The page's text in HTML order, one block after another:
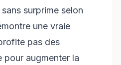
surprime selon
une vraie
pas des
augmenter la